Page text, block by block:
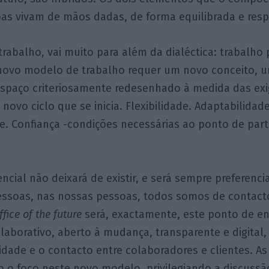
vivam de mãos dadas, de forma equilibrada e
vai muito para além da dialéctica: trabalho
modelo de trabalho requer um novo conceito,
criteriosamente redesenhado à medida das
novo ciclo que se inicia. Flexibilidade.
Confiança -condições necessárias ao ponto de
não deixará de existir, e será sempre
nas nossas pessoas, todos somos de
of the future será, exactamente, este ponto de
aberto à mudança, transparente e
e o contacto entre colaboradores e clientes.